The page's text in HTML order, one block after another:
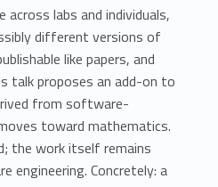
labs and individuals,
different versions of
like papers, and
talk proposes an add-on to
from software-
toward mathematics.
the work itself remains
Concretely: a